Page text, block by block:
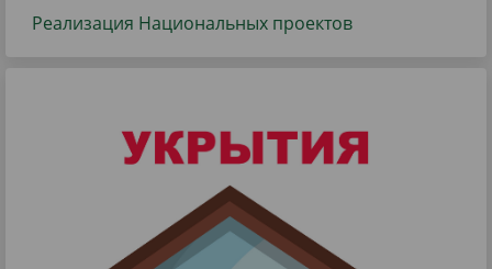
Реализация Национальных проектов